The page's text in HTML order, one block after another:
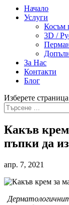
Начало
Услуги
Косъм
3D /
За Нас
Контакти
Блог
Изберете страница
Какъв
пъпки да
апр. 7, 2021